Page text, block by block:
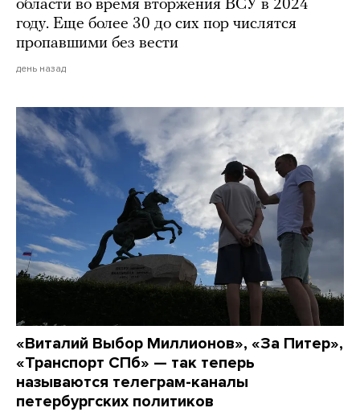
области во время вторжения ВСУ в 2024
году. Еще более 30 до сих пор числятся
пропавшими без вести
день назад
«Виталий Выбор Миллионов», «За Питер»,
«Транспорт СПб» — так теперь
называются телеграм-каналы
петербургских политиков